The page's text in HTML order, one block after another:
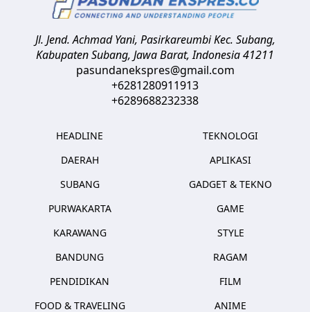
Jl. Jend. Achmad Yani, Pasirkareumbi Kec. Subang,
Kabupaten Subang, Jawa Barat,Indonesia41211
pasundanekspres@gmail.com
+6281280911913
+6289688232338
HEADLINE
DAERAH
SUBANG
PURWAKARTA
KARAWANG
BANDUNG
PENDIDIKAN
FOOD & TRAVELING
TEKNOLOGI
APLIKASI
GADGET & TEKNO
GAME
STYLE
RAGAM
FILM
ANIME